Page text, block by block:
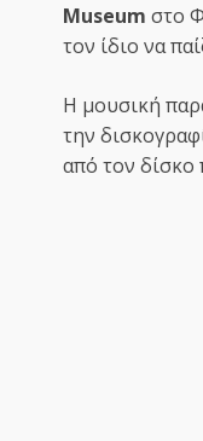
Museum στο
τον ίδιο να
Η μουσική
την
από τον δίσκο